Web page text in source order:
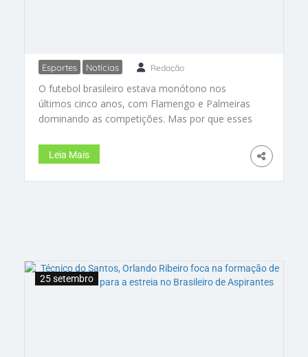
Futebol brasileiro precisa
implementar o fair play
financeiro
Esportes Notícias Redação
O futebol brasileiro estava monótono nos
últimos cinco anos, com Flamengo e Palmeiras
dominando as competições. Mas por que esses
equilíbrio e imprevisibilidade? Antigamente, todos
falavam em 12 clubes competindo pelo título. O
que mudou
Leia Mais
25 setembro